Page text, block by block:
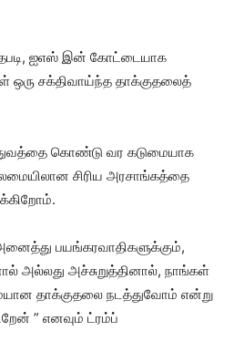
ஐஎஸ் இன் கோட்டையாக
ஒரு சக்திவாய்ந்த தாக்குதலைத்
கொண்டு வர கடுமையாக
சிரிய அரசாங்கத்தை
பயங்கரவாதிகளுக்கும்,
அல்லது அச்சுறுத்தினால், நாங்கள்
தாக்குதலை நடத்துவோம் என்று
” எனவும் ட்ரம்ப்